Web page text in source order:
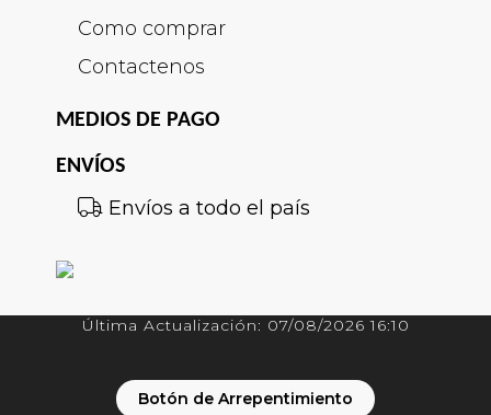
Como comprar
Contactenos
MEDIOS DE PAGO
ENVÍOS
Envíos a todo el país
Última Actualización: 07/08/2026 16:10
Botón de Arrepentimiento